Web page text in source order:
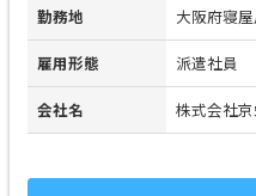
勤務地 大阪府寝
雇用形態 派遣社員
会社名 株式会社